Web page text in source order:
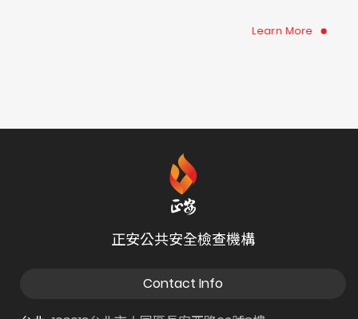
Learn More
正安公共安全檢查機構
Contact Info